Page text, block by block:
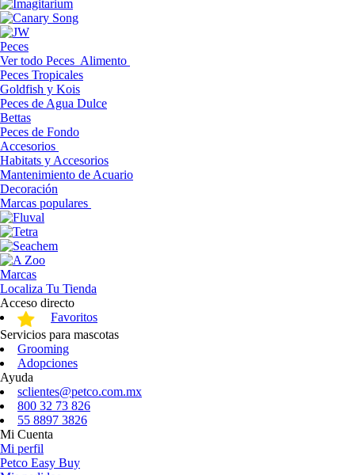
Peces
Ver todo Peces Alimento
Peces Tropicales
Goldfish y Kois
Peces de Agua Dulce
Bettas
Peces de Fondo
Accesorios
Habitats y Accesorios
Mantenimiento de Acuario
Decoración
Marcas populares
Marcas
Localiza Tu Tienda
Acceso directo
Favoritos
Servicios para mascotas
Grooming
Adopciones
Ayuda
sclientes@petco.com.mx
800 32 73 826
55 8897 3826
Mi Cuenta
Mi perfil
Petco Easy Buy